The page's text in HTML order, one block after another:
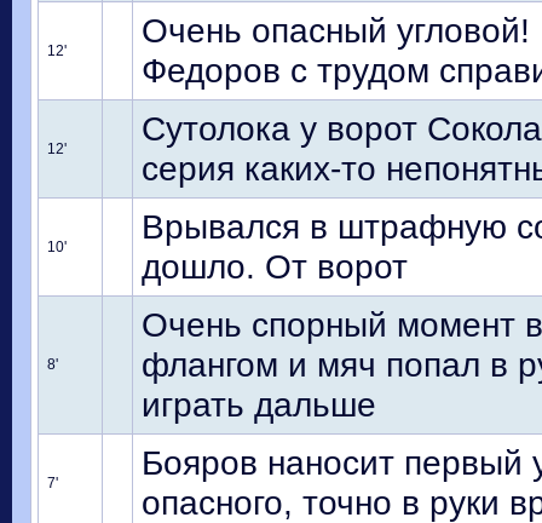
12'
Очень опасный
Федоров с трудом
12'
Сутолока у ворот
серия каких-то
10'
Врывался в штрафную
дошло. От ворот
8'
Очень спорный момент
флангом и мяч попал в
играть дальше
7'
Бояров наносит первый
опасного, точно в руки